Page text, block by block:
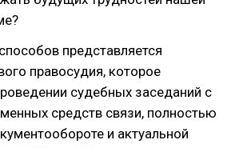
представляется
правосудия, которое
судебных заседаний с
средств связи, полностью
и актуальной